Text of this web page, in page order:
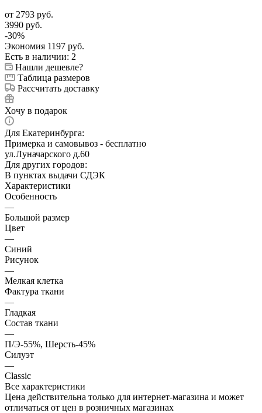
от 2793 руб.
3990 руб.
-30%
Экономия 1197 руб.
Есть в наличии: 2
Нашли дешевле?
Таблица размеров
Рассчитать доставку
Хочу в подарок
Для Екатеринбурга:
Примерка и самовывоз - бесплатно
ул.Луначарского д.60
Для других городов:
В пунктах выдачи СДЭК
Характеристики
Особенность
—
Большой размер
Цвет
—
Синий
Рисунок
—
Мелкая клетка
Фактура ткани
—
Гладкая
Состав ткани
—
П/Э-55%, Шерсть-45%
Силуэт
—
Classic
Все характеристики
Цена действительна только для интернет-магазина и может
отличаться от цен в розничных магазинах